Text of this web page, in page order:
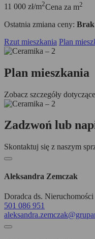
11 000 zł/m2Cena za m2
Ostatnia zmiana ceny: Brak
Rzut mieszkania Plan
Plan mieszkania
Zobacz szczegóły
Zadzwoń lub
Skontaktuj się z naszym
Aleksandra Zemczak
Doradca ds. Nieruchomości
501 086 951